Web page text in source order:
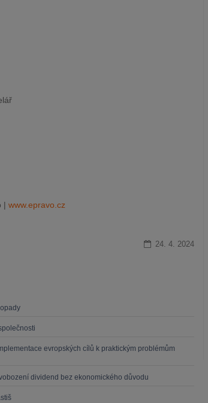
| www.epravo.cz
24. 4. 2024
evropských cílů k praktickým problémům
dividend bez ekonomického důvodu